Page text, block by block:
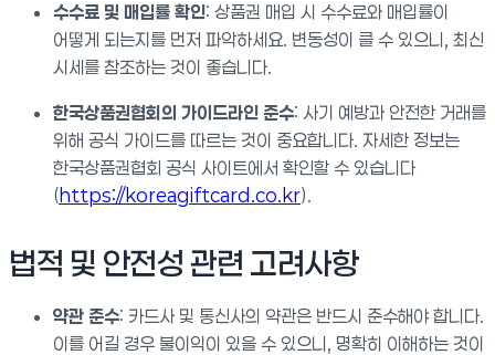
수수료 및 매입률 확인: 상품권 매입 시 수수료와 매입률이
어떻게 되는지를 먼저 파악하세요. 변동성이 클 수 있으니, 최신
시세를 참조하는 것이 좋습니다.
한국상품권협회의 가이드라인 준수: 사기 예방과 안전한 거래를
위해 공식 가이드를 따르는 것이 중요합니다. 자세한 정보는
한국상품권협회 공식 사이트에서 확인할 수 있습니다
(https://koreagiftcard.co.kr).
법적 및 안전성 관련 고려사항
약관 준수: 카드사 및 통신사의 약관은 반드시 준수해야 합니다.
이를 어길 경우 불이익이 있을 수 있으니, 명확히 이해하는 것이